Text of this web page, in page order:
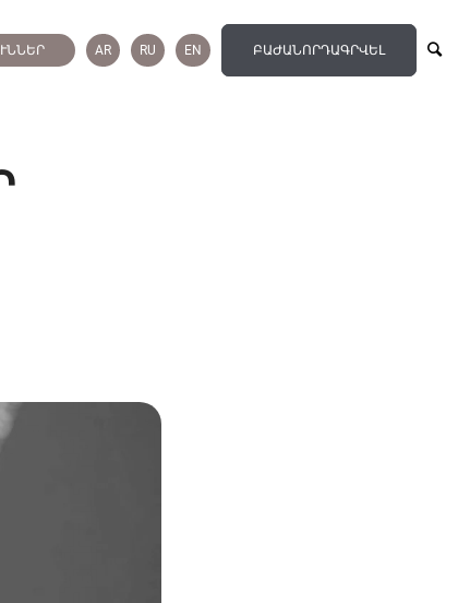
AR RU EN ԲԱԺԱՆՈՐԴԱԳՐՎԵԼ